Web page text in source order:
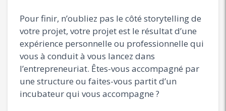
Pour finir, n’oubliez pas le côté storytelling de
votre projet, votre projet est le résultat d’une
expérience personnelle ou professionnelle qui
vous à conduit à vous lancez dans
l’entrepreneuriat. Êtes-vous accompagné par
une structure ou faites-vous partit d’un
incubateur qui vous accompagne ?